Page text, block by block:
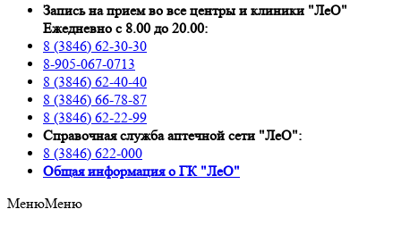
Запись на прием во все центры и клиники "ЛеО"
Ежедневно с 8.00 до 20.00:
8 (3846) 62-30-30
8-905-067-0713
8 (3846) 62-40-40
8 (3846) 66-78-87
8 (3846) 62-22-99
Справочная служба аптечной сети "ЛеО":
8 (3846) 622-000
Oбщая информация о ГК "ЛеО"
МенюМеню